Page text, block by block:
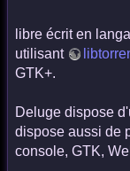
libre écrit en
utilisant
GTK+.
Deluge dispose
dispose aussi de
console, GTK,